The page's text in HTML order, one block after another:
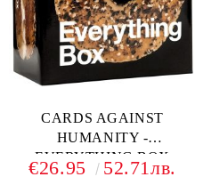
CARDS AGAINST
HUMANITY -
EVERYTHING BOX
EXPANSION
€26.95 52.71лв.